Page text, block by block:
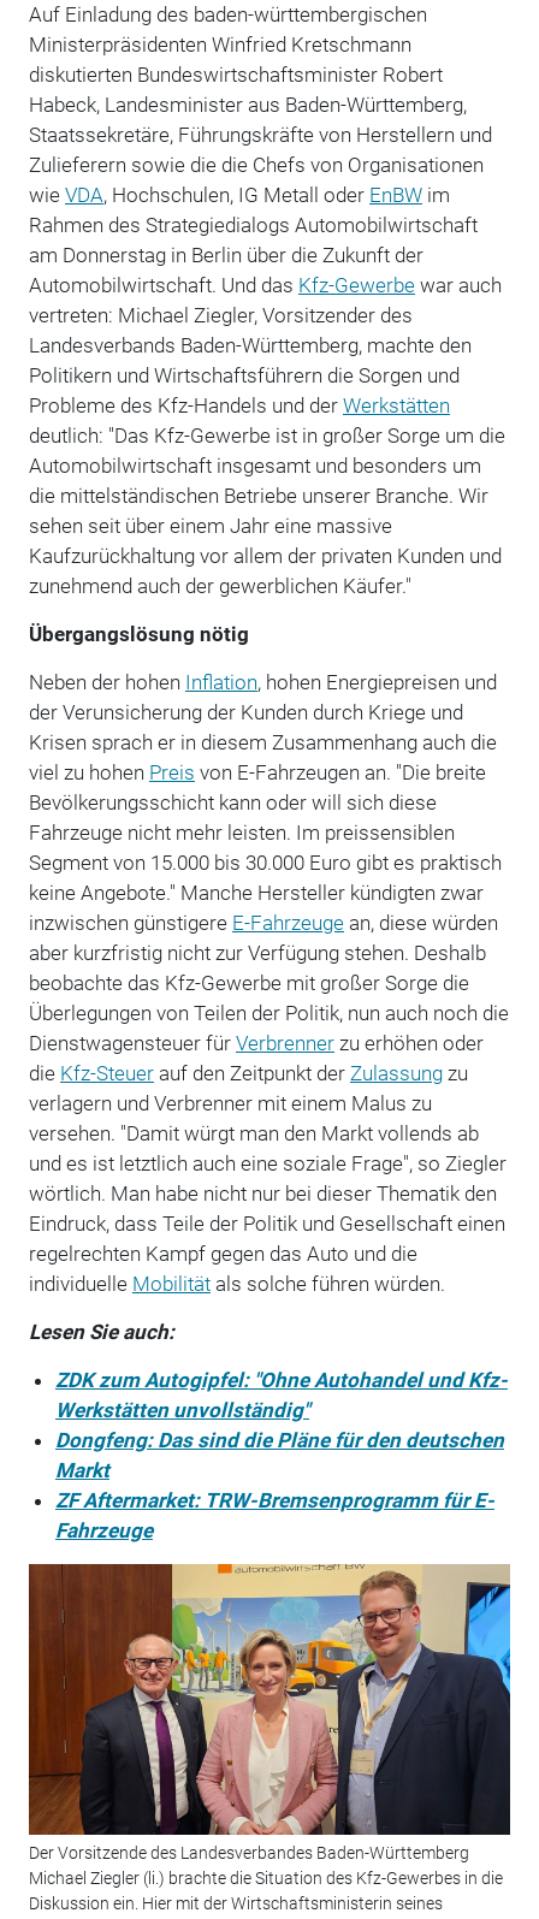
Auf Einladung des baden-württembergischen
Ministerpräsidenten Winfried Kretschmann
diskutierten Bundeswirtschaftsminister Robert
Habeck, Landesminister aus Baden-Württemberg,
Staatssekretäre, Führungskräfte von Herstellern und
Zulieferern sowie die die Chefs von Organisationen
wie VDA, Hochschulen, IG Metall oder EnBWim
Rahmen des Strategiedialogs Automobilwirtschaft
am Donnerstag in Berlin über die Zukunft der
Automobilwirtschaft. Und das Kfz-Gewerbewar auch
vertreten: Michael Ziegler, Vorsitzender des
Landesverbands Baden-Württemberg, machte den
Politikern und Wirtschaftsführern die Sorgen und
Probleme des Kfz-Handels und der Werkstätten
deutlich: "Das Kfz-Gewerbe ist in großer Sorge um die
Automobilwirtschaft insgesamt und besonders um
die mittelständischen Betriebe unserer Branche. Wir
sehen seit über einem Jahr eine massive
Kaufzurückhaltung vor allem der privaten Kunden und
zunehmend auch der gewerblichen Käufer."
Übergangslösung nötig
Neben der hohen Inflation, hohen Energiepreisen und
der Verunsicherung der Kunden durch Kriege und
Krisen sprach er in diesem Zusammenhang auch die
viel zu hohen Preis von E-Fahrzeugen an. "Die breite
Bevölkerungsschicht kann oder will sich diese
Fahrzeuge nicht mehr leisten. Im preissensiblen
Segment von 15.000 bis 30.000 Euro gibt es praktisch
keine Angebote." Manche Hersteller kündigten zwar
inzwischen günstigere E-Fahrzeugean, diese würden
aber kurzfristig nicht zur Verfügung stehen. Deshalb
beobachte das Kfz-Gewerbe mit großer Sorge die
Überlegungen von Teilen der Politik, nun auch noch die
Dienstwagensteuer für Verbrennerzu erhöhen oder
die Kfz-Steuerauf den Zeitpunkt der Zulassungzu
verlagern und Verbrenner mit einem Malus zu
versehen. "Damit würgt man den Markt vollends ab
und es ist letztlich auch eine soziale Frage", so Ziegler
wörtlich. Man habe nicht nur bei dieser Thematik den
Eindruck, dass Teile der Politik und Gesellschaft einen
regelrechten Kampf gegen das Auto und die
individuelle Mobilitätals solche führen würden.
Lesen Sie auch:
ZDK zum Autogipfel: "Ohne Autohandel und Kfz-
Werkstätten unvollständig"
Dongfeng: Das sind die Pläne für den deutschen
Markt
ZF Aftermarket: TRW-Bremsenprogramm für E-
Fahrzeuge
Der Vorsitzende des Landesverbandes Baden-Württemberg
Michael Ziegler (li.) brachte die Situation des Kfz-Gewerbes in die
Diskussion ein. Hier mit der Wirtschaftsministerin seines